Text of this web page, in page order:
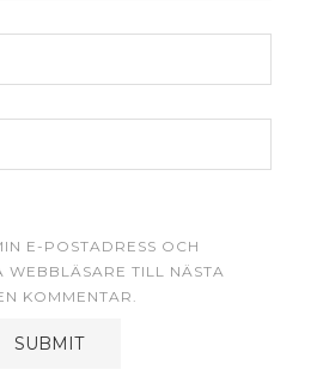
E-POSTADRESS OCH
WEBBLÄSARE TILL NÄSTA
KOMMENTAR.